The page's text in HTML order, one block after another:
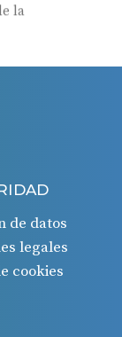
la
de datos
legales
cookies